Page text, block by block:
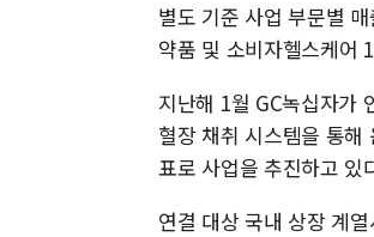
별도 기준 사업 부문별
약품 및 소비자헬스케어
지난해 1월 GC녹십자가
혈장 채취 시스템을 통
표로 사업을 추진하고 있
연결 대상 국내 상장 계